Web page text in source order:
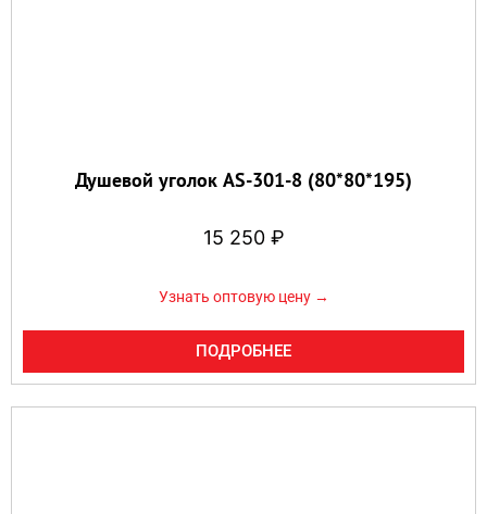
Душевой уголок AS-301-8 (80*80*195)
15 250 ₽
Узнать оптовую цену →
ПОДРОБНЕЕ